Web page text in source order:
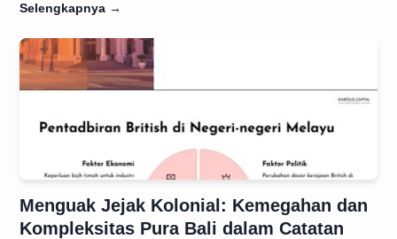
Selengkapnya →
Menguak Jejak Kolonial: Kemegahan dan
Kompleksitas Pura Bali dalam Catatan